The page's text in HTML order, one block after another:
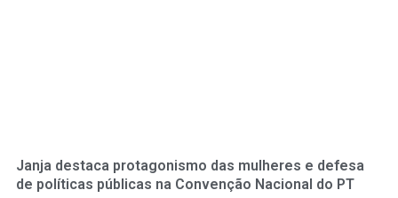
Janja destaca protagonismo das mulheres e defesa
de políticas públicas na Convenção Nacional do PT